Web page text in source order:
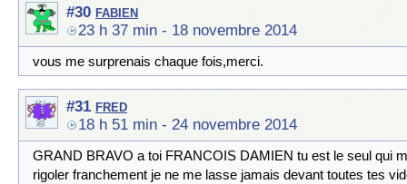
#30 fabien
23 h 37 min - 18 novembre 2014
vous me surprenais chaque fois,merci.
#31 fred
18 h 51 min - 24 novembre 2014
GRAND BRAVO a toi FRANCOIS DAMIEN tu est le seul qui
rigoler franchement je ne me lasse jamais devant toutes tes